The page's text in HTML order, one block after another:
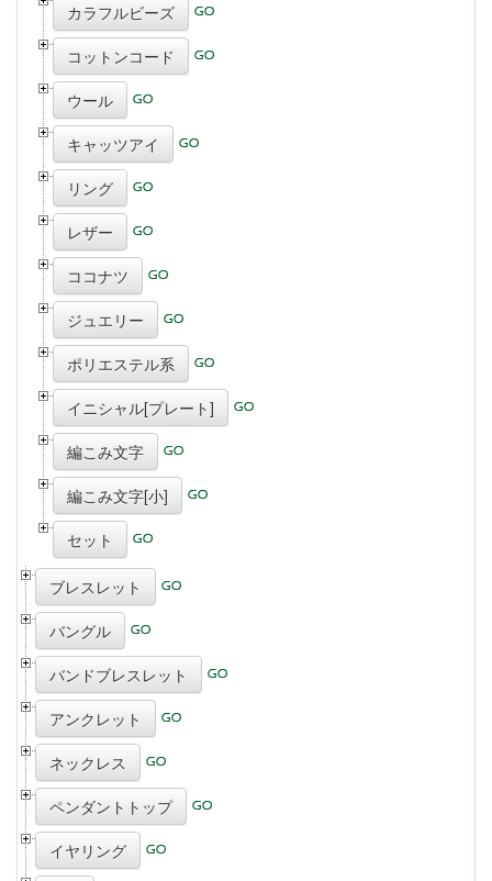
カラフルビーズ
コットンコード
ウール
キャッツアイ
リング
レザー
ココナツ
ジュエリー
ポリエステル系
イニシャル[プレート]
編こみ文字
編こみ文字[小]
セット
ブレスレット
バングル
バンドブレスレット
アンクレット
ネックレス
ペンダントトップ
イヤリング